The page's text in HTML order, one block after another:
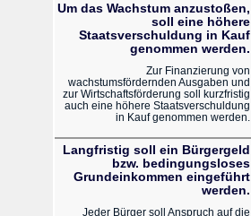
Um das Wachstum anzustoßen,
soll eine höhere
Staatsverschuldung in Kauf
genommen werden.
Zur Finanzierung von
wachstumsfördernden Ausgaben und
zur Wirtschaftsförderung soll kurzfristig
auch eine höhere Staatsverschuldung
in Kauf genommen werden.
Langfristig soll ein Bürgergeld
bzw. bedingungsloses
Grundeinkommen eingeführt
werden.
Jeder Bürger soll Anspruch auf die